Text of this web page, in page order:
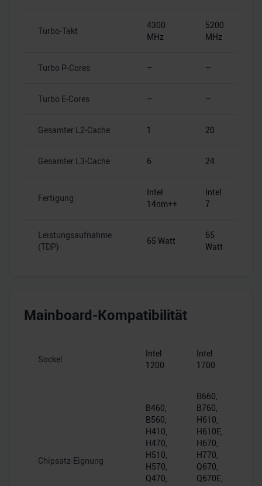
Turbo-Takt
4300
MHz
5200
MHz
Turbo P-Cores – –
Turbo E-Cores – –
Gesamter L2-Cache 1 20
Gesamter L3-Cache 6 24
Fertigung
Intel
14nm++
Intel
7
Leistungsaufnahme
(TDP)
65 Watt
65
Watt
Mainboard-Kompatibilität
Sockel
Intel
1200
Intel
1700
Chipsatz-Eignung
B460,
B560,
H410,
H470,
H510,
H570,
Q470,
B660,
B760,
H610,
H610E,
H670,
H770,
Q670,
Q670E,